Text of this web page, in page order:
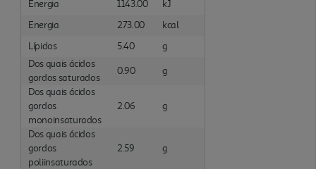
Energia
1143.00
kJ
Energia
273.00
kcal
Lípidos
5.40
g
Dos quais ácidos
gordos saturados
0.90
g
Dos quais ácidos
gordos
monoinsaturados
2.06 g
Dos quais ácidos
gordos
poliinsaturados
2.59 g